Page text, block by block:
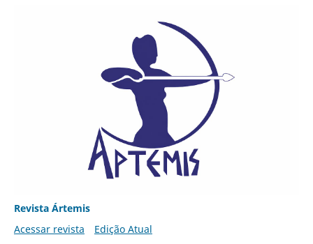
Revista Ártemis
Acessar revista
Edição Atual